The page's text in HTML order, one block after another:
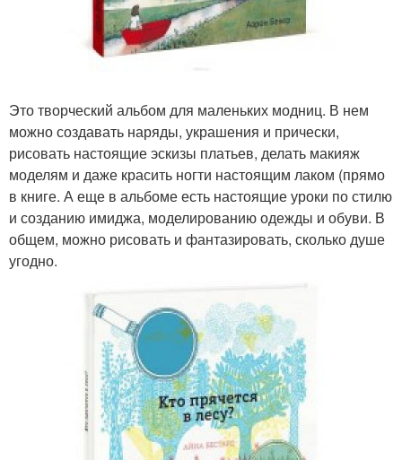
Это творческий альбом для маленьких модниц. В нем
можно создавать наряды, украшения и прически,
рисовать настоящие эскизы платьев, делать макияж
моделям и даже красить ногти настоящим лаком (прямо
в книге. А еще в альбоме есть настоящие уроки по стилю
и созданию имиджа, моделированию одежды и обуви. В
общем, можно рисовать и фантазировать, сколько душе
угодно.